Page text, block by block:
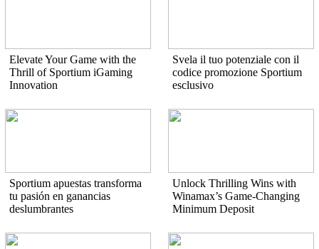
Elevate Your Game with the
Thrill of Sportium iGaming
Innovation
Svela il tuo potenziale con il
codice promozione Sportium
esclusivo
Sportium apuestas transforma
tu pasión en ganancias
deslumbrantes
Unlock Thrilling Wins with
Winamax’s Game-Changing
Minimum Deposit